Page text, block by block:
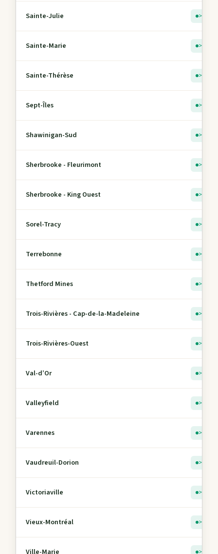
Sainte-Julie > 5
Sainte-Marie > 5
Sainte-Thérèse > 5
Sept-Îles > 5
Shawinigan-Sud > 5
Sherbrooke - Fleurimont > 5
Sherbrooke - King Ouest > 5
Sorel-Tracy > 5
Terrebonne > 5
Thetford Mines > 5
Trois-Rivières - Cap-de-la-Madeleine > 5
Trois-Rivières-Ouest > 5
Val-d’Or > 5
Valleyfield > 5
Varennes > 5
Vaudreuil-Dorion > 5
Victoriaville > 5
Vieux-Montréal > 5
Ville-Marie > 5